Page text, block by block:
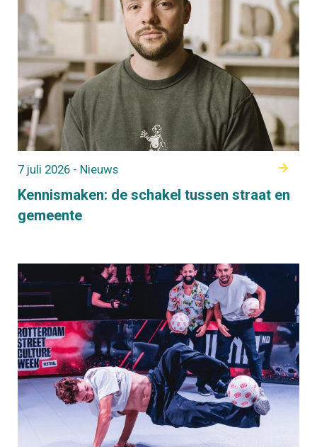
Kennismaken: de schakel tussen straat en
gemeente
7 juli 2026 - Nieuws